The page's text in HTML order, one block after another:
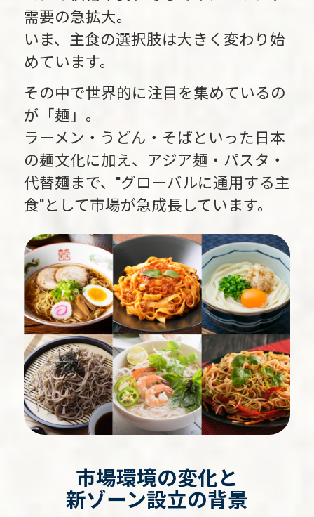
需要の急拡大。
いま、主食の選択肢は大きく変わり始
めています。
その中で世界的に注目を集めているの
が「麺」。
ラーメン・うどん・そばといった日本
の麺文化に加え、アジア麺・パスタ・
代替麺まで、"グローバルに通用する主
食"として市場が急成長しています。
市場環境の変化と
新ゾーン設立の背景